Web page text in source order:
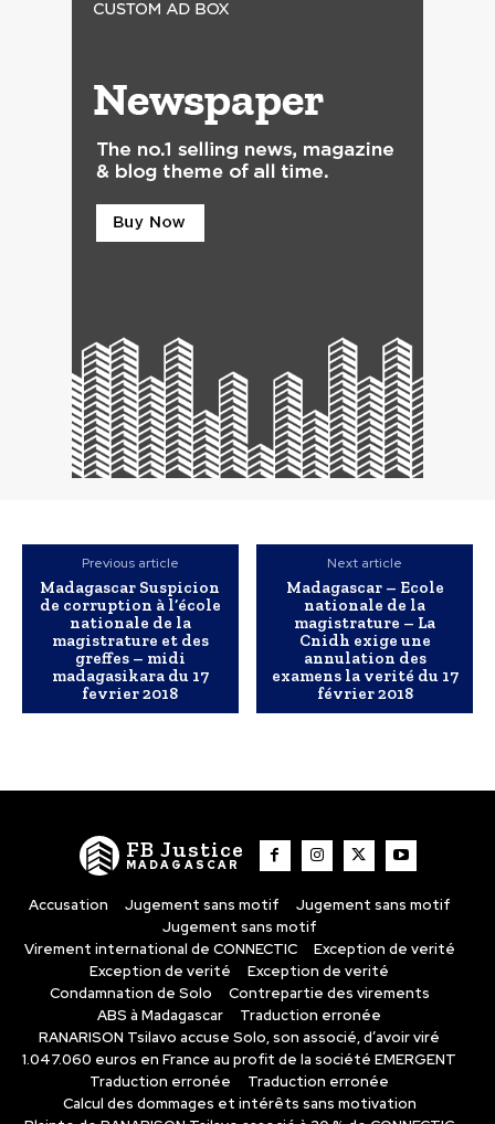
Previous article
Madagascar Suspicion
de corruption à l’école
nationale de la
magistrature et des
greffes – midi
madagasikara du 17
fevrier 2018
Next article
Madagascar – Ecole
nationale de la
magistrature – La
Cnidh exige une
annulation des
examens la verité du 17
février 2018
FB Justice
MADAGASCAR
Accusation Jugement sans motif
Jugement sans motif
Jugement sans motif
Virement international de CONNECTIC
Exception de verité
Exception de verité
Exception de verité
Condamnation de Solo
Contrepartie des virements
ABS à Madagascar
Traduction erronée
RANARISON Tsilavo accuse Solo, son associé, d’avoir viré
1.047.060 euros en France au profit de la société EMERGENT
Traduction erronée
Traduction erronée
Calcul des dommages et intérêts sans motivation